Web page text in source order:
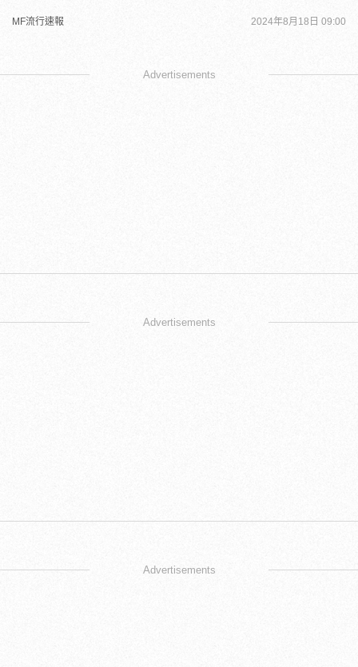
MF流行速報 2024年8月18日 09:00
Advertisements
Advertisements
Advertisements